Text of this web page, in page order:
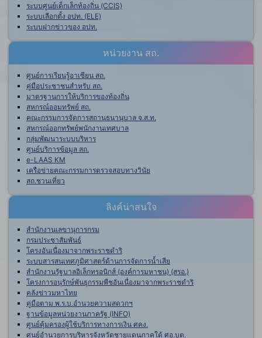
ระบบศูนย์เด็กเล็กท้องถิ่น (CCIS)
ระบบเลือกตั้ง อปท. (ELE)
ระบบฝากข่าวของ อปท.
หน่วยงาน สถ.
ศูนย์การเรียนรู้อาเซียน สถ.
คู่มือประชาชนสำหรับ สถ.
มาตรฐานการให้บริการของท้องถิ่น
สหกรณ์ออมทรัพย์ สถ.
คณะกรรมการจัดการสถานธนานุบาล จ.ส.ท.
สหกรณ์ออกทรัพย์พนักงานเทศบาล
กลุ่มพัฒนาระบบบริหาร
ศูนย์บริการข้อมูล สถ.
e-LAAS KM
เครือข่ายคณะกรรมการตรวจสอบทางวินัย
สถ.ชวนเที่ยว
ลิงค์น่าสนใจ
สำนักงานเลขานุการกรม
กรมประชาสัมพันธ์
โครงอันเนื่องมาจากพระราชดำริ
ระบบสารสนเทศภูมิศาสตร์ด้านการจัดการน้ำเสีย
สำนักงานรัฐบาลอิเล็กทรอนิกส์ (องค์การมหาชน) (สรอ.)
โครงการอนุรักษ์พันธุกรรมพืชอันเนื่องมาจากพระราชดำริ
คลังข่าวมหาไทย
คู่มือตาม พ.ร.บ.อำนวยความสดวกฯ
ฐานข้อมูลหน่วยงานภาครัฐ (INFO)
ศูนย์คุ้มครองผู้ใช้บริการทางการเงิน ศคง.
ศูนย์อำนวยการบริหารจังหวัดชายแดนภาคใต้ ศอ.บต.